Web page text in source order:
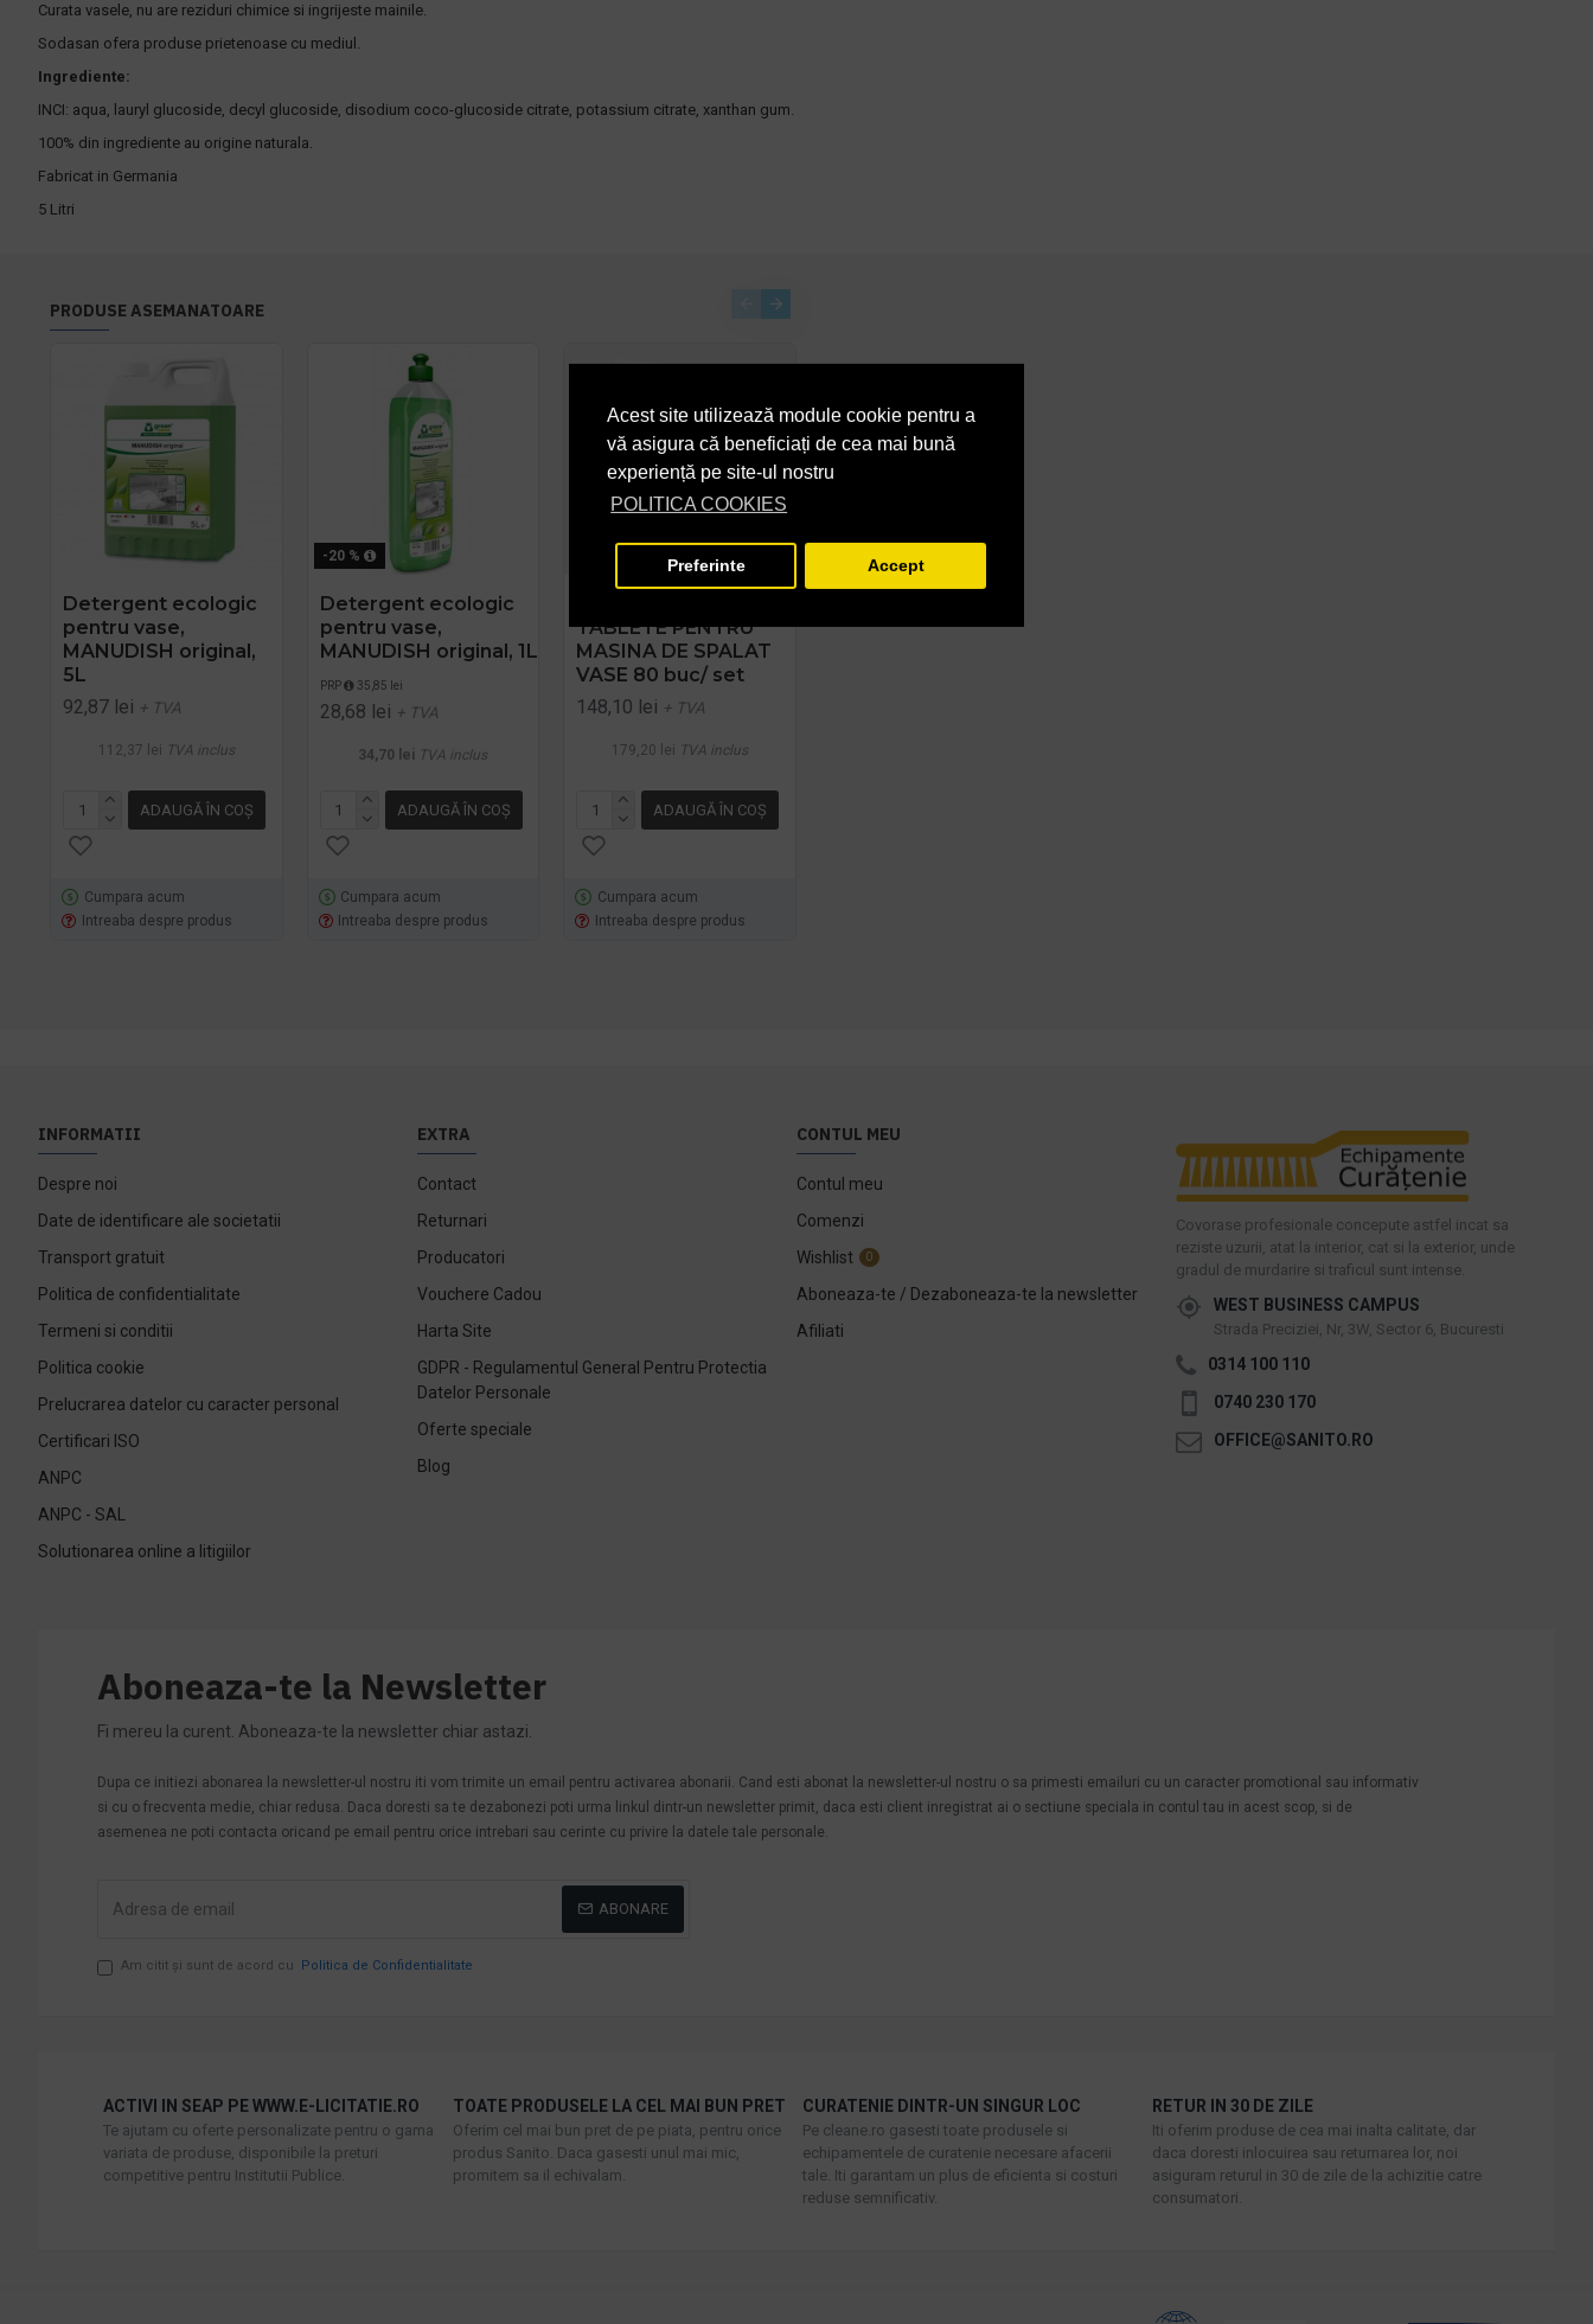
Acest site utilizează module cookie pentru a
vă asigura că beneficiați de cea mai bună
experiență pe site-ul nostru
POLITICA COOKIES
Preferinte Accept
Curata vasele, nu are reziduri chimice si ingrijeste mainile.
Sodasan ofera produse prietenoase cu mediul.
Ingrediente:
INCI: aqua, lauryl glucoside, decyl glucoside, disodium coco-glucoside citrate, potassium citrate, xanthan gum.
100% din ingrediente au origine naturala.
Fabricat in Germania
5 Litri
PRODUSE ASEMANATOARE
Detergent ecologic
pentru vase,
MANUDISH original,
5L
92,87 lei + TVA
112,37 lei TVA inclus
ADAUGĂ ÎN COŞ
Cumpara acum
Intreaba despre produs
-20 %
Detergent ecologic
pentru vase,
MANUDISH original, 1L
PRP 35,85 lei
28,68 lei + TVA
34,70 lei TVA inclus
ADAUGĂ ÎN COŞ
Cumpara acum
Intreaba despre produs
TABLETE PENTRU
MASINA DE SPALAT
VASE 80 buc/ set
148,10 lei + TVA
179,20 lei TVA inclus
ADAUGĂ ÎN COŞ
Cumpara acum
Intreaba despre produs
PT. MASINA DE
INFORMATII
Despre noi
Date de identificare ale societatii
Transport gratuit
Politica de confidentialitate
Termeni si conditii
Politica cookie
Prelucrarea datelor cu caracter personal
Certificari ISO
ANPC
ANPC - SAL
Solutionarea online a litigiilor
EXTRA
Contact
Returnari
Producatori
Vouchere Cadou
Harta Site
GDPR - Regulamentul General Pentru Protectia
Datelor Personale
Oferte speciale
Blog
CONTUL MEU
Contul meu
Comenzi
Wishlist
0
Aboneaza-te / Dezaboneaza-te la newsletter
Afiliati
Covorase profesionale concepute astfel incat sa
reziste uzurii, atat la interior, cat si la exterior, unde
gradul de murdarire si traficul sunt intense.
WEST BUSINESS CAMPUS
Strada Preciziei, Nr, 3W, Sector 6, Bucuresti
0314 100 110
0740 230 170
OFFICE@SANITO.RO
Aboneaza-te la Newsletter
Fi mereu la curent. Aboneaza-te la newsletter chiar astazi.
Dupa ce initiezi abonarea la newsletter-ul nostru iti vom trimite un email pentru activarea abonarii. Cand esti abonat la newsletter-ul nostru o sa primesti emailuri cu un caracter promotional sau informativ
si cu o frecventa medie, chiar redusa. Daca doresti sa te dezabonezi poti urma linkul dintr-un newsletter primit, daca esti client inregistrat ai o sectiune speciala in contul tau in acest scop, si de
asemenea ne poti contacta oricand pe email pentru orice intrebari sau cerinte cu privire la datele tale personale.
ABONARE
Am citit şi sunt de acord cu Politica de Confidentialitate
ACTIVI IN SEAP PE WWW.E-LICITATIE.RO
Te ajutam cu oferte personalizate pentru o gama
variata de produse, disponibile la preturi
competitive pentru Institutii Publice.
TOATE PRODUSELE LA CEL MAI BUN PRET
Oferim cel mai bun pret de pe piata, pentru orice
produs Sanito. Daca gasesti unul mai mic,
promitem sa il echivalam.
CURATENIE DINTR-UN SINGUR LOC
Pe cleane.ro gasesti toate produsele si
echipamentele de curatenie necesare afacerii
tale. Iti garantam un plus de eficienta si costuri
reduse semnificativ.
RETUR IN 30 DE ZILE
Iti oferim produse de cea mai inalta calitate, dar
daca doresti inlocuirea sau returnarea lor, noi
asiguram returul in 30 de zile de la achizitie catre
consumatori.